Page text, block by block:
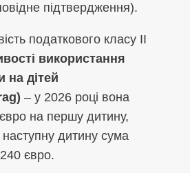
підтвердження).
податкового класу II
використання
на дітей
– у 2026 році вона
на першу дитину,
дитину сума
євро.